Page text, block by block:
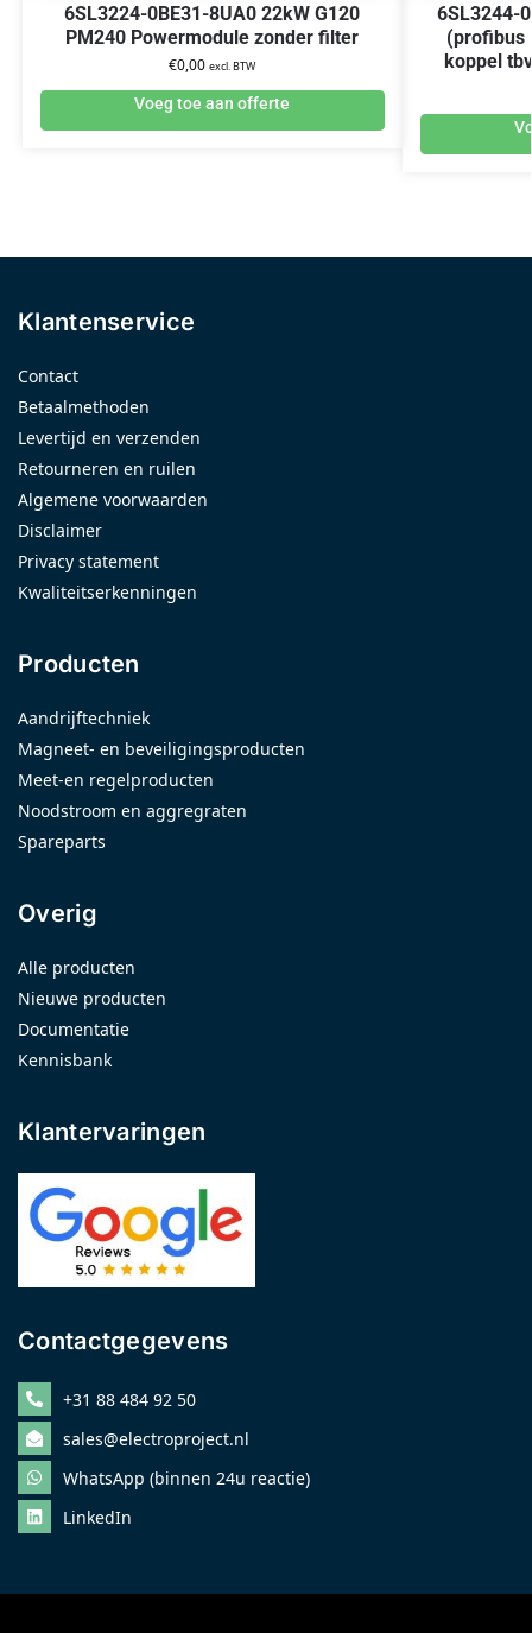
6SL3224-0BE31-8UA0 22kW G120
PM240 Powermodule zonder filter
€0,00 excl. BTW
Voeg toe aan offerte
6SL3244-
(profibus
koppel
Klantenservice
Contact
Betaalmethoden
Levertijd en verzenden
Retourneren en ruilen
Algemene voorwaarden
Disclaimer
Privacy statement
Kwaliteitserkenningen
Producten
Aandrijftechniek
Magneet- en beveiligingsproducten
Meet-en regelproducten
Noodstroom en aggregraten
Spareparts
Overig
Alle producten
Nieuwe producten
Documentatie
Kennisbank
Klantervaringen
Contactgegevens
+31 88 484 92 50
sales@electroproject.nl
WhatsApp (binnen 24u reactie)
LinkedIn